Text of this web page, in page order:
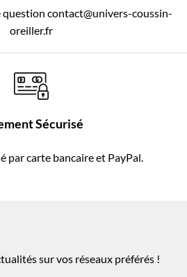
question contact@univers-coussin-
oreiller.fr
Sécurisé
par carte bancaire et PayPal.
sur vos réseaux préférés !